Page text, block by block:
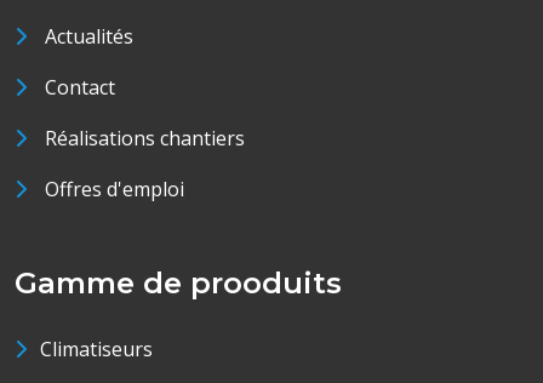
Actualités
Contact
Réalisations chantiers
Offres d'emploi
Gamme de prooduits
Climatiseurs